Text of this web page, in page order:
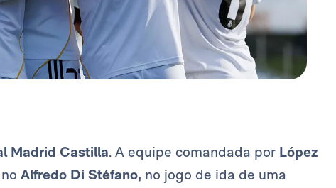
Madrid Castilla. A equipe comandada por López
Alfredo Di Stéfano, no jogo de ida de uma